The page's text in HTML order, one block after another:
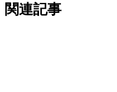
関連記事